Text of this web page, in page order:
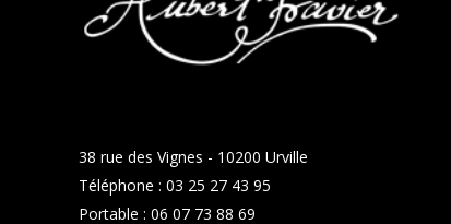
38 rue des Vignes - 10200 Urville
Téléphone : 03 25 27 43 95
Portable : 06 07 73 88 69